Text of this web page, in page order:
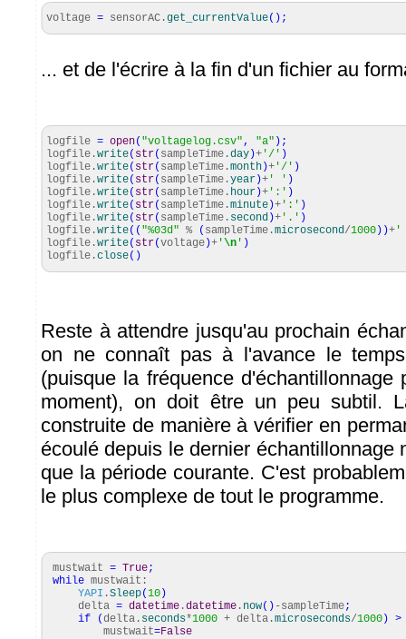
voltage = sensorAC.get_currentValue( ) ;
... et de l'écrire à la fin d'un fichier au
logfile = open( "voltagelog.csv", "a" ) ;
logfile.write( str( sampleTime.day )+ '/' )
logfile.write( str( sampleTime.month )+ '/' )
logfile.write( str( sampleTime.year )+ ' ' )
logfile.write( str( sampleTime. hour )+ ':' )
logfile.write( str( sampleTime.minute )+ ':' )
logfile.write( str( sampleTime. second )+ '.' )
logfile.write( ( "%03d" % ( sampleTime.microsecond/1000 ) )+ '
logfile.write( str(voltage )+ ' \n ' )
logfile.close( )
Reste à attendre jusqu'au prochain
on ne connaît pas à l'avance le
(puisque la fréquence d'échantillonnage
moment), on doit être un peu subtil.
construite de manière à vérifier en
écoulé depuis le dernier échantillonnage
que la période courante. C'est
le plus complexe de tout le programme.
mustwait = True;
while mustwait:
YAPI .Sleep(10 )
delta = datetime .datetime . now( ) -sampleTime;
if
(delta. seconds*1000 + delta.microseconds/1000 ) >
mustwait=False